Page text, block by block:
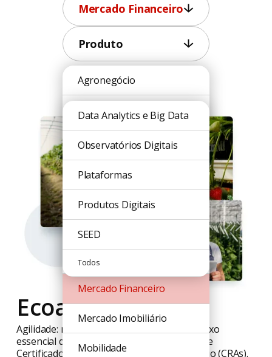
Mercado Financeiro
Agronegócio
Blockchain
Cultura
Educação
Inteligência de Dados
Inteligência Política
Licitações
Mercado Financeiro
Mercado Imobiliário
Mobilidade
Produto
Data Analytics e Big Data
Observatórios Digitais
Plataformas
Produtos Digitais
SEED
Todos
Ecoagro
Agilidade: reduzindo em 85% o tempo de fluxo
essencial da Ecoagro, a líder em emissões de
Certificados de Recebimento do Agronegócio (CRAs).